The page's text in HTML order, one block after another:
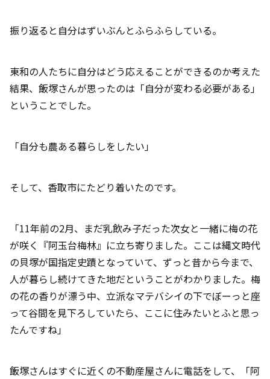
振り返ると自分はずいぶんとふらふらしている。
東和の人たちに自分はどう応えることができるのか考えた
結果、飯塚さんが思ったのは「自分が変わる必要がある」
ということでした。
「自分も農ある暮らしをしたい」
そして、香取市にたどり着いたのです。
「11年前の2月、まだ乳飲み子だった次女と一緒に梅の花
が咲く『阿玉台梅林』に立ち寄りました。ここは縄文時代
の貝塚が国指定史蹟となっていて、ずっと昔から今まで、
人が暮らし続けてきた地だということがわかりました。梅
の花の香りが漂う中、立派なマテバシイの下でぼーっと座
って谷間を見下ろしていたら、ここに住みたいとふと思っ
たんですね」
飯塚さんはすぐに近くの不動産屋さんに電話をして、「阿